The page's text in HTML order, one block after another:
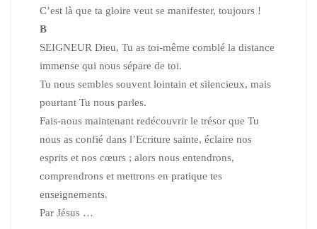
C’est là que ta gloire veut se manifester, toujours !
B
SEIGNEUR Dieu, Tu as toi-même comblé la distance
immense qui nous sépare de toi.
Tu nous sembles souvent lointain et silencieux, mais
pourtant Tu nous parles.
Fais-nous maintenant redécouvrir le trésor que Tu
nous as confié dans l’Ecriture sainte, éclaire nos
esprits et nos cœurs ; alors nous entendrons,
comprendrons et mettrons en pratique tes
enseignements.
Par Jésus …